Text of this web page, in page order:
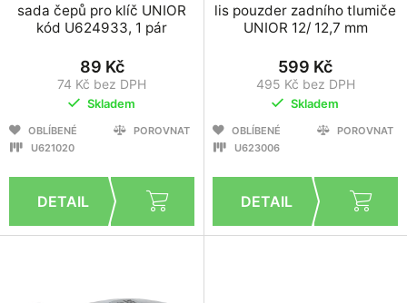
sada čepů pro klíč UNIOR
kód U624933, 1 pár
89 Kč
74 Kč bez DPH
Skladem
OBLÍBENÉ
POROVNAT
U621020
lis pouzder zadního tlumiče
UNIOR 12/ 12,7 mm
599 Kč
495 Kč bez DPH
Skladem
OBLÍBENÉ
POROVNAT
U623006